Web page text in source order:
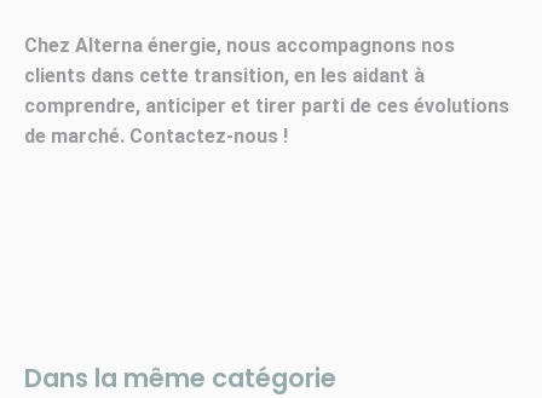
Chez Alterna énergie, nous accompagnons nos
clients dans cette transition, en les aidant à
comprendre, anticiper et tirer parti de ces évolutions
de marché. Contactez-nous !
Dans la même catégorie